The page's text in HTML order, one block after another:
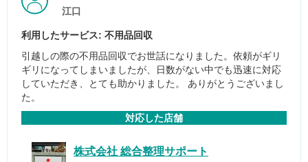
江口
利用したサービス: 不用品回収
引越しの際の不用品回収でお世話になりました。依頼がギリ
ギリになってしまいましたが、日数がない中でも迅速に対応
していただき、とても助かりました。 ありがとうございまし
た。
対応した店舗
株式会社 総合整理サポート